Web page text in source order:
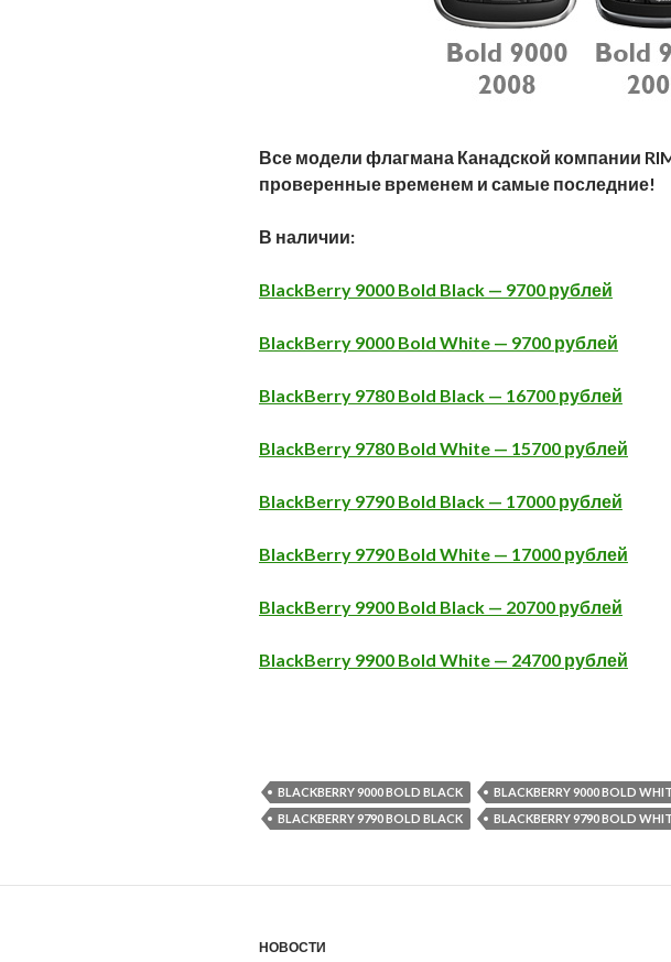
Все модели флагмана Канадской компании
проверенные временем и самые последние!
В наличии:
BlackBerry 9000 Bold Black — 9700 рублей
BlackBerry 9000 Bold White — 9700 рублей
BlackBerry 9780 Bold Black — 16700 рублей
BlackBerry 9780 Bold White — 15700 рублей
BlackBerry 9790 Bold Black — 17000 рублей
BlackBerry 9790 Bold White — 17000 рублей
BlackBerry 9900 Bold Black — 20700 рублей
BlackBerry 9900 Bold White — 24700 рублей
BLACKBERRY 9000 BOLD BLACK BLACKBERRY 9000 BOLD
BLACKBERRY 9790 BOLD BLACK
BLACKBERRY 9790 BOLD
НОВОСТИ